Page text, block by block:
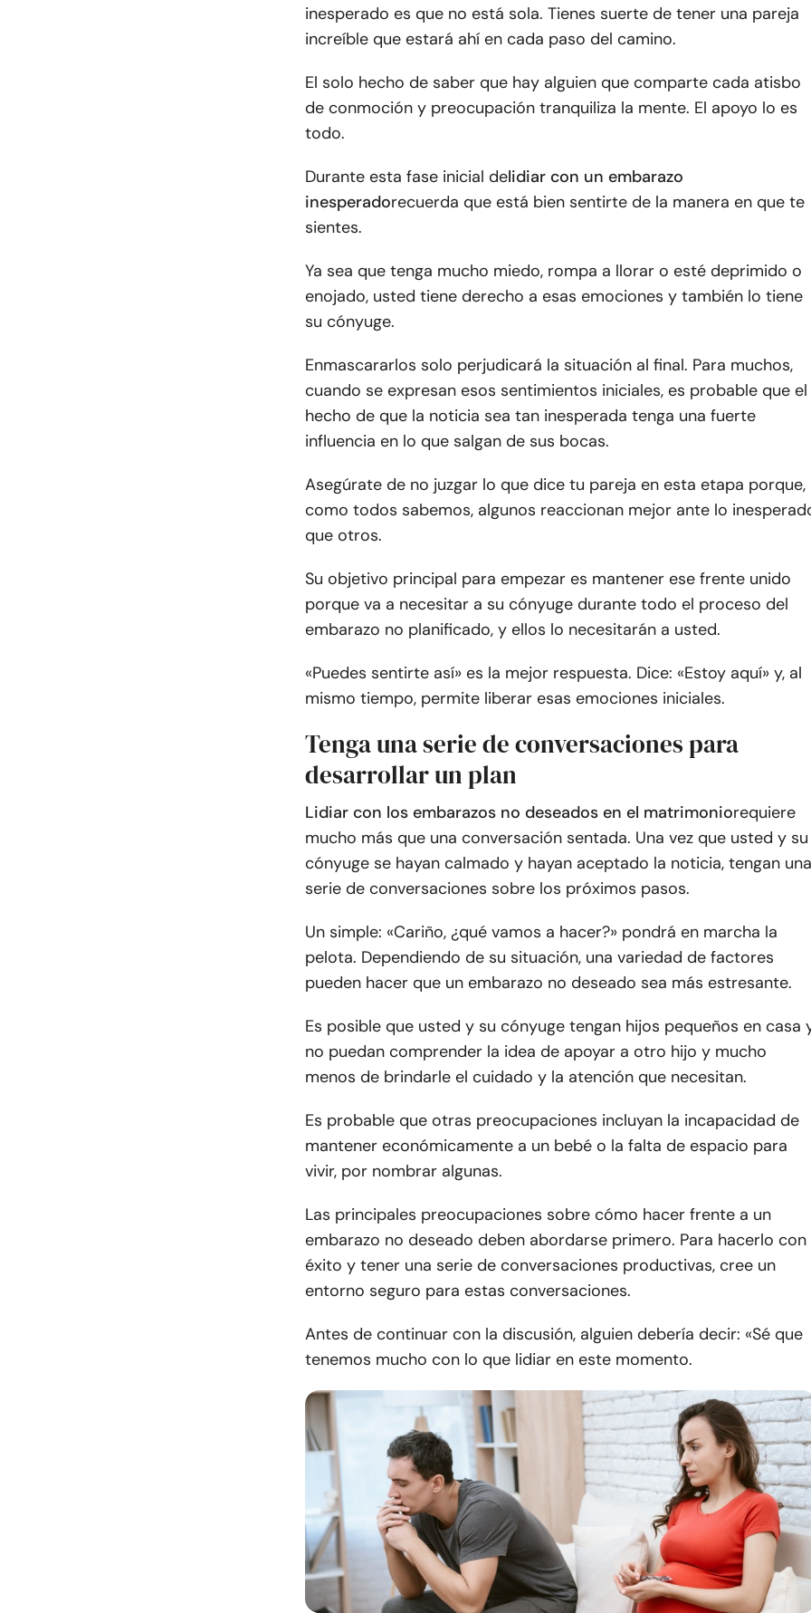
inesperado es que no está sola. Tienes suerte de tener una pareja
increíble que estará ahí en cada paso del camino.
El solo hecho de saber que hay alguien que comparte cada atisbo
de conmoción y preocupación tranquiliza la mente. El apoyo lo es
todo.
Durante esta fase inicial delidiar con un embarazo
inesperadorecuerda que está bien sentirte de la manera en que te
sientes.
Ya sea que tenga mucho miedo, rompa a llorar o esté deprimido o
enojado, usted tiene derecho a esas emociones y también lo tiene
su cónyuge.
Enmascararlos solo perjudicará la situación al final. Para muchos,
cuando se expresan esos sentimientos iniciales, es probable que el
hecho de que la noticia sea tan inesperada tenga una fuerte
influencia en lo que salgan de sus bocas.
Asegúrate de no juzgar lo que dice tu pareja en esta etapa porque,
como todos sabemos, algunos reaccionan mejor ante lo
que otros.
Su objetivo principal para empezar es mantener ese frente unido
porque va a necesitar a su cónyuge durante todo el proceso del
embarazo no planificado, y ellos lo necesitarán a usted.
«Puedes sentirte así» es la mejor respuesta. Dice: «Estoy aquí» y, al
mismo tiempo, permite liberar esas emociones iniciales.
Tenga una serie de conversaciones para
desarrollar un plan
Lidiar con los embarazos no deseados en el matrimoniorequiere
mucho más que una conversación sentada. Una vez que usted y su
cónyuge se hayan calmado y hayan aceptado la noticia, tengan una
serie de conversaciones sobre los próximos pasos.
Un simple: «Cariño, ¿qué vamos a hacer?» pondrá en marcha la
pelota. Dependiendo de su situación, una variedad de factores
pueden hacer que un embarazo no deseado sea más estresante.
Es posible que usted y su cónyuge tengan hijos pequeños en casa
no puedan comprender la idea de apoyar a otro hijo y mucho
menos de brindarle el cuidado y la atención que necesitan.
Es probable que otras preocupaciones incluyan la incapacidad de
mantener económicamente a un bebé o la falta de espacio para
vivir, por nombrar algunas.
Las principales preocupaciones sobre cómo hacer frente a un
embarazo no deseado deben abordarse primero. Para hacerlo con
éxito y tener una serie de conversaciones productivas, cree un
entorno seguro para estas conversaciones.
Antes de continuar con la discusión, alguien debería decir: «Sé que
tenemos mucho con lo que lidiar en este momento.